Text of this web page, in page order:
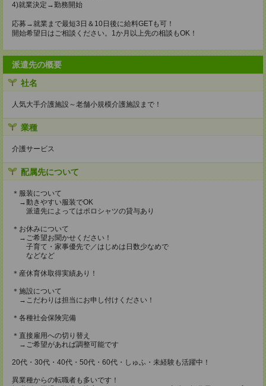
4)就業決定→勤務開始
応募→就業まで最短3日＆10日後に給料GETも可！
開始希望日はご相談ください。1か月以上先の相談もOK！
派遣先の概要
社名
人気大手介護施設～老舗小規模介護施設まで！
業種
介護サービス
配属先について
＊服装について
→動きやすい服装でOK
派遣先によってはポロシャツの貸与あり
＊お休みについて
→ご希望お聞かせください！
子育て・家事優先で／はじめは日数少なめで
などなど
＊産休育休取得実績あり！
＊施設について
→こだわりは担当にお申し付けください！
＊各種社会保険完備
＊直接雇用への切り替え
→ご希望があれば調整可能です
20代・30代・40代・50代・60代・しゅふ・未経験も活躍中！
異業種からの転職者も多いです！